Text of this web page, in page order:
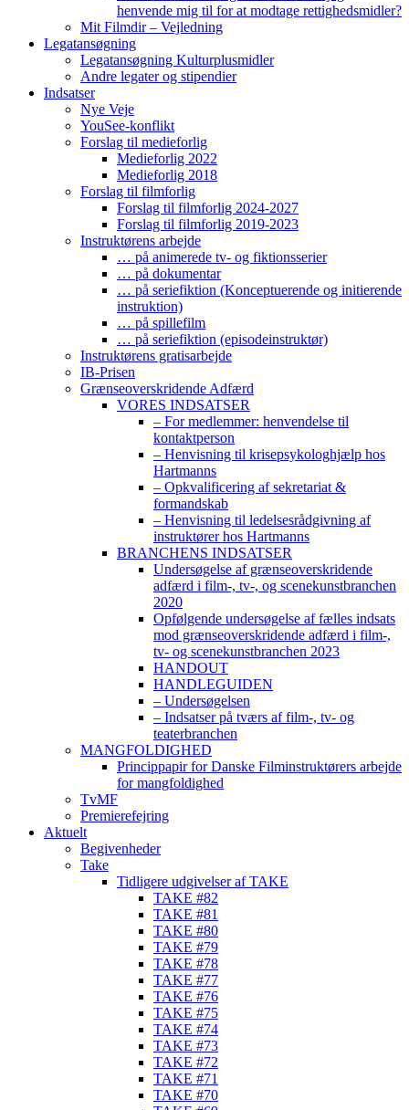
henvende mig til for at modtage rettighedsmidler?
Mit Filmdir – Vejledning
Legatansøgning
Legatansøgning Kulturplusmidler
Andre legater og stipendier
Indsatser
Nye Veje
YouSee-konflikt
Forslag til medieforlig
Medieforlig 2022
Medieforlig 2018
Forslag til filmforlig
Forslag til filmforlig 2024-2027
Forslag til filmforlig 2019-2023
Instruktørens arbejde
… på animerede tv- og fiktionsserier
… på dokumentar
… på seriefiktion (Konceptuerende og initierende
instruktion)
… på spillefilm
… på seriefiktion (episodeinstruktør)
Instruktørens gratisarbejde
IB-Prisen
Grænseoverskridende Adfærd
VORES INDSATSER
– For medlemmer: henvendelse til
kontaktperson
– Henvisning til krisepsykologhjælp hos
Hartmanns
– Opkvalificering af sekretariat &
formandskab
– Henvisning til ledelsesrådgivning af
instruktører hos Hartmanns
BRANCHENS INDSATSER
Undersøgelse af grænseoverskridende
adfærd i film-, tv-, og scenekunstbranchen
2020
Opfølgende undersøgelse af fælles indsats
mod grænseoverskridende adfærd i film-,
tv- og scenekunstbranchen 2023
HANDOUT
HANDLEGUIDEN
– Undersøgelsen
– Indsatser på tværs af film-, tv- og
teaterbranchen
MANGFOLDIGHED
Princippapir for Danske Filminstruktørers arbejde
for mangfoldighed
TvMF
Premierefejring
Aktuelt
Begivenheder
Take
Tidligere udgivelser af TAKE
TAKE #82
TAKE #81
TAKE #80
TAKE #79
TAKE #78
TAKE #77
TAKE #76
TAKE #75
TAKE #74
TAKE #73
TAKE #72
TAKE #71
TAKE #70